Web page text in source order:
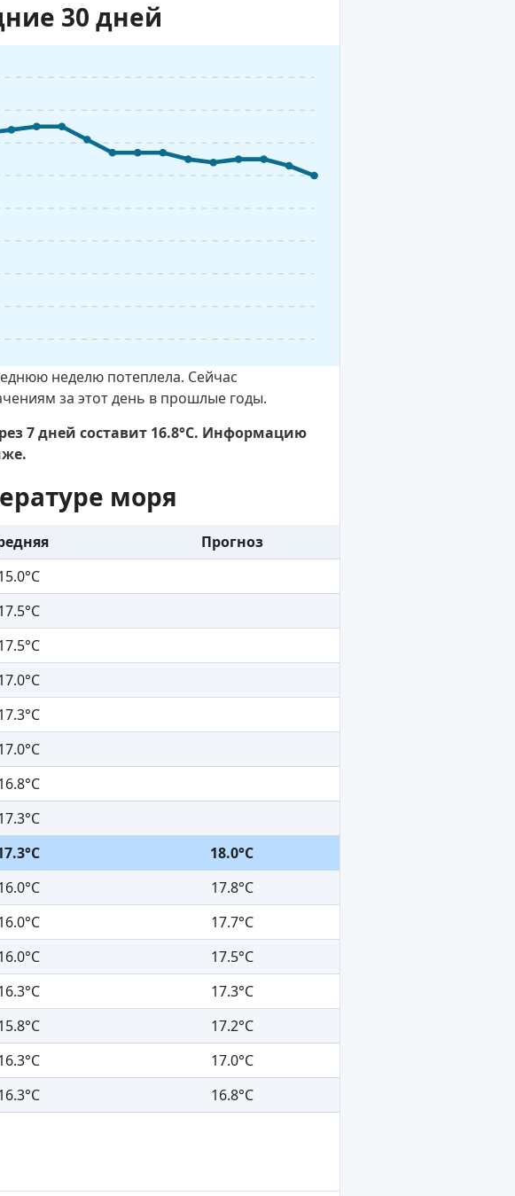
30 дней
неделю потеплела. Сейчас
за этот день в прошлые годы.
7 дней составит 16.8°C. Информацию
моря
Прогноз
18.0°C
17.8°C
17.7°C
17.5°C
17.3°C
17.2°C
17.0°C
16.8°C